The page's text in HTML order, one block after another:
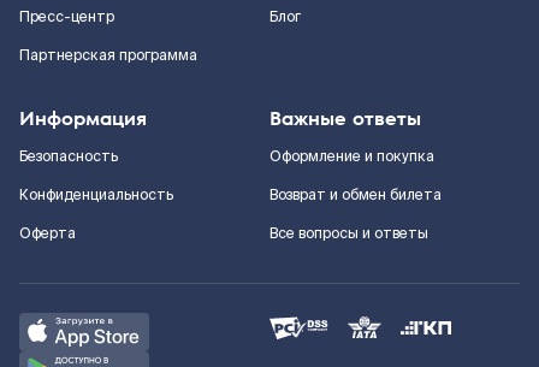
Пресс-центр
Партнерская программа
Блог
Информация
Безопасность
Конфиденциальность
Оферта
Важные ответы
Оформление и покупка
Возврат и обмен билета
Все вопросы и ответы